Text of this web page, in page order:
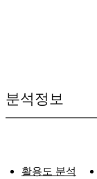
분석정보
활용도 분석